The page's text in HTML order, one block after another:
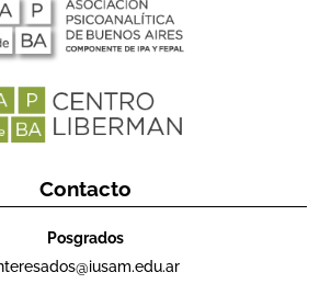
Contacto
Posgrados